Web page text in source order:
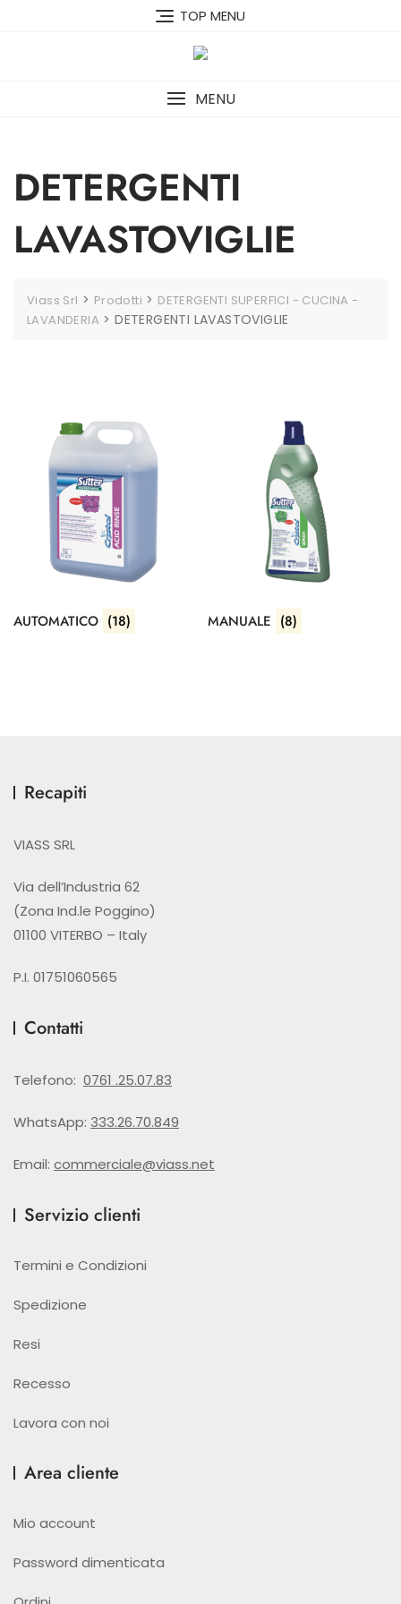
TOP MENU
MENU
DETERGENTI
LAVASTOVIGLIE
Viass Srl > Prodotti > DETERGENTI SUPERFICI - CUCINA -
LAVANDERIA >DETERGENTI LAVASTOVIGLIE
AUTOMATICO (18) MANUALE (8)
Recapiti
VIASS SRL
Via dell’Industria 62
(Zona Ind.le Poggino)
01100 VITERBO – Italy
P.I. 01751060565
Contatti
Telefono: 0761 .25.07.83
WhatsApp: 333.26.70.849
Email: commerciale@viass.net
Servizio clienti
Termini e Condizioni
Spedizione
Resi
Recesso
Lavora con noi
Area cliente
Mio account
Password dimenticata